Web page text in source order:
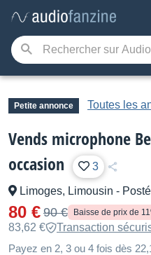
Petite annonce Toutes les
Vends microphone
occasion
3
Limoges, Limousin -
80 € 90 € Baisse de prix de
83,62 €
Transaction
Payez en 2, 3 ou 4 fois dès